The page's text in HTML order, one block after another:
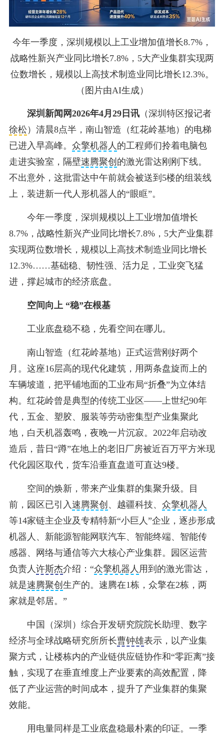
今年一季度，深圳规模以上工业增加值增长8.7%，
战略性新兴产业同比增长7.8%，5大产业集群实现两
位数增长，规模以上高技术制造业同比增长12.3%。
（图片由AI生成）
深圳新闻网2026年4月29日讯（深圳特区报记者
徐松 ） 清晨8点半，南山智造（红花岭基地）的电梯
已进入早高峰。 众擎机器人 的工程师们拎着电脑包
走进实验室，隔壁速腾聚创 的激光雷达刚刚下线。
不出意外，这批雷达中午前就会被送到5楼的组装线
上，装进新一代人形机器人的“眼眶”。
今年一季度，深圳规模以上工业增加值增长
8.7%，战略性新兴产业同比增长7.8%，5大产业集群
实现两位数增长，规模以上高技术制造业同比增长
12.3%……基础稳、韧性强、活力足，工业突飞猛
进，撑起城市的经济底盘。
空间向上 “稳”在根基
工业底盘稳不稳，先看空间在哪儿。
南山智造（红花岭基地）正式运营刚好两个
月。这座16层高的现代化建筑，用两条盘旋而上的
车辆坡道，把平铺地面的工业布局“折叠”为立体结
构。红花岭曾是典型的传统工业区——上世纪90年
代，五金、塑胶、服装等劳动密集型产业集聚此
地，白天机器轰鸣，夜晚一片沉寂。2022年启动改
造后，昔日“蹲”在地上的老旧厂房被近百万平方米现
代化园区取代，货车沿垂直盘道可直达9楼。
空间的焕新，带来产业集群的集聚升级。目
前，园区已引入速腾聚创 、越疆科技、 众擎机器人
等14家链主企业及专精特新“小巨人”企业，逐步形成
机器人、新能源智能网联汽车、智能终端、智能传
感器、网络与通信等六大核心产业集群。园区运营
负责人许斯杰介绍：“众擎机器人 用到的激光雷达，
就是速腾聚创 生产的。速腾在1栋，众擎在2栋，两
家就是邻居。”
中国（深圳）综合开发研究院院长助理、数字
经济与全球战略研究所所长曹钟雄表示，以产业集
聚方式，让楼栋内的产业链供应链协作和“零距离”接
触，实现了在垂直维度上产业要素的高效配置，降
低了产业运营的时间成本，提升了产业集群的集聚
效能。
用电量同样是工业底盘稳最朴素的印证。一季